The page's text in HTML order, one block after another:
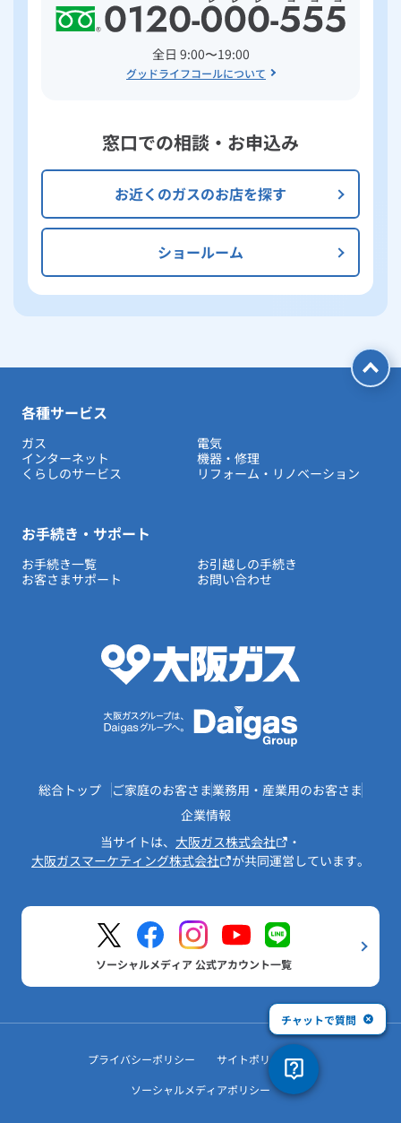
全日 9:00〜19:00
グッドライフコールについて
窓口での相談・お申込み
お近くのガスのお店を探す
ショールーム
各種サービス
ガス
電気
インターネット
機器・修理
くらしのサービス
リフォーム・リノベーション
お手続き・サポート
お手続き一覧
お引越しの手続き
お客さまサポート
お問い合わせ
総合トップ ご家庭のお客さま業務用・産業用のお客さま
企業情報
当サイトは、 大阪ガス株式会社
・
大阪ガスマーケティング株式会社
が共同運営しています。
ソーシャルメディア 公式アカウント一覧
プライバシーポリシー
サイトポリシー
ソーシャルメディアポリシー
チャットで質問